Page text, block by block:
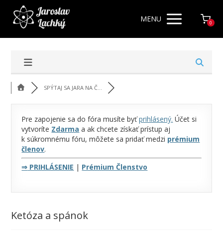
MENU 0
SPÝTAJ SA JARA NA Č...
Pre zapojenie sa do fóra musíte byťprihlásený. Účet si
vytvoríte Zdarma a ak chcete získať prístup aj
k súkromnému fóru, môžete sa pridať medzi prémium
členov.
⇒ PRIHLÁSENIE | Prémium Členstvo
Ketóza a spánok